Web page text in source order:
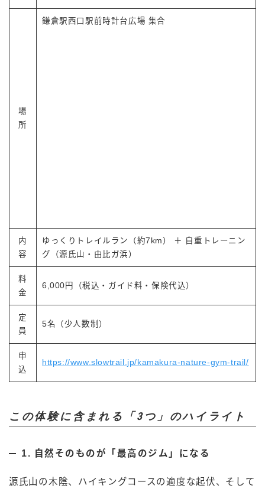
場
所
鎌倉駅西口駅前時計台広場 集合
内
容
ゆっくりトレイルラン（約7km） ＋ 自重トレーニン
グ（源氏山・由比ガ浜）
料
金
6,000円（税込・ガイド料・保険代込）
定
員
5名（少人数制）
申
込
https://www.slowtrail.jp/kamakura-nature-gym-trail/
この体験に含まれる「3つ」のハイライト
1. 自然そのものが「最高のジム」になる
源氏山の木陰、ハイキングコースの適度な起伏、そして